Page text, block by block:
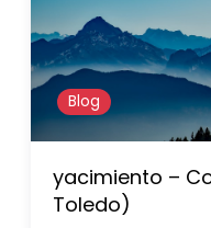
Blog
yacimiento –
Toledo)